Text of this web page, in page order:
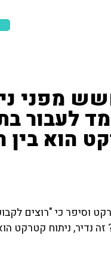
בן ה-80
לעבור
הוא בין
ניתוח קטרקט וסיפר כי
נדיר, ניתוח קטרקט